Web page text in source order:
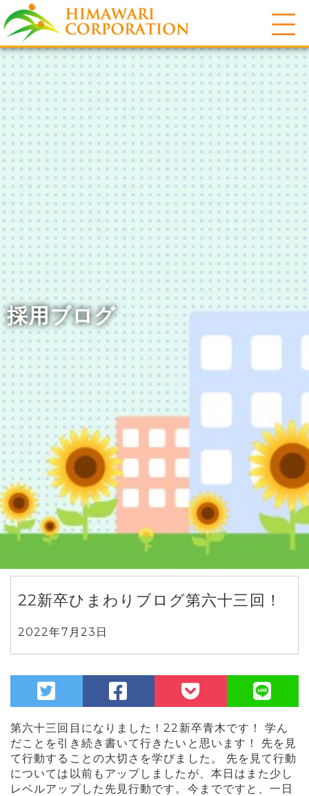
採用ブログ
22新卒ひまわりブログ第六十三回！
2022年7月23日
第六十三回目になりました！22新卒青木です！ 学ん
だことを引き続き書いて行きたいと思います！ 先を見
て行動することの大切さを学びました。 先を見て行動
については以前もアップしましたが、本日はまた少し
レベルアップした先見行動です。今までですと、一日